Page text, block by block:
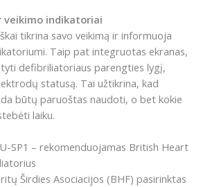
veikimo indikatoriai
tikrina savo veikimą ir informuoja
Taip pat integruotas ekranas,
defibriliatoriaus parengties lygį,
statusą. Tai užtikrina, kad
būtų paruoštas naudoti, o bet kokie
laiku.
SP1 – rekomenduojamas British Heart
Širdies Asociacijos (BHF) pasirinktas